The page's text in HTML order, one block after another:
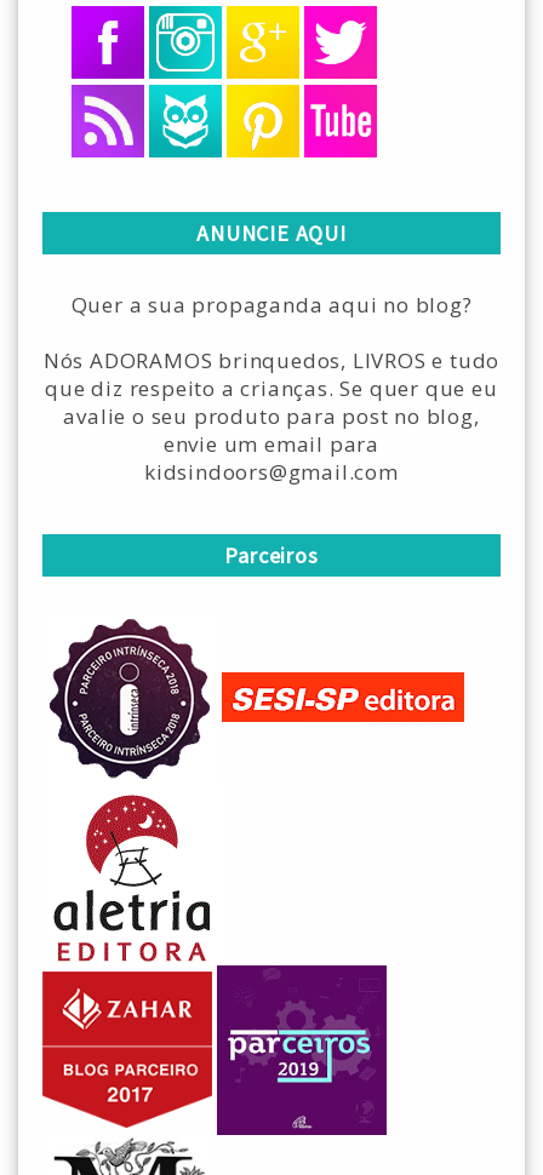
ANUNCIE AQUI
Quer a sua propaganda aqui no blog?
Nós ADORAMOS brinquedos, LIVROS e tudo
que diz respeito a crianças. Se quer que eu
avalie o seu produto para post no blog,
envie um email para
kidsindoors@gmail.com
Parceiros